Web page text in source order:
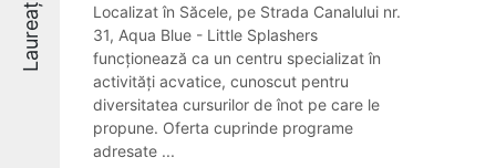
Laureați
Localizat în Săcele, pe Strada Canalului nr.
31, Aqua Blue - Little Splashers
funcționează ca un centru specializat în
activități acvatice, cunoscut pentru
diversitatea cursurilor de înot pe care le
propune. Oferta cuprinde programe
adresate ...